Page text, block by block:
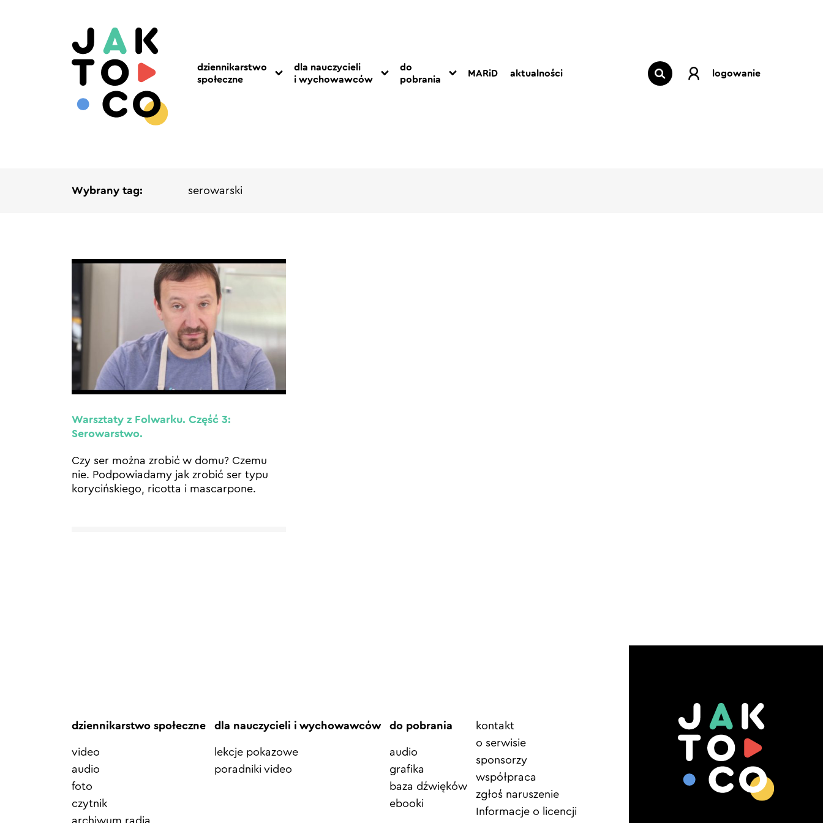
dziennikarstwo
społeczne
dla nauczycieli
i wychowawców
do
pobrania
MARiD aktualności logowanie
Wybrany tag: serowarski
Warsztaty z Folwarku. Część 3:
Serowarstwo.
Czy ser można zrobić w domu? Czemu
nie. Podpowiadamy jak zrobić ser typu
korycińskiego, ricotta i mascarpone.
dziennikarstwo społeczne
video
audio
foto
czytnik
archiwum radia
dla nauczycieli i wychowawców
lekcje pokazowe
poradniki video
do pobrania
audio
grafika
baza dźwięków
ebooki
Element
menu
kontakt
o serwisie
sponsorzy
współpraca
zgłoś naruszenie
Informacje o licencji